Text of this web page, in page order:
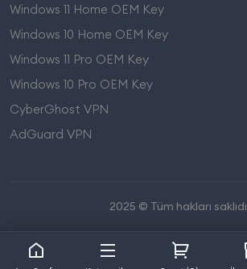
Windows 11 Home OEM Key
Windows 10 Home OEM Key
Windows 11 Pro OEM Key
Windows 10 Pro OEM Key
CyberGhost VPN
AdGuard VPN
2025 © Tüm hakları